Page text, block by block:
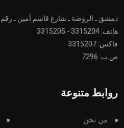
دمشق ـ الروضة ـ شارع قاسم أمين ـ رقم 39
هاتف: 3315204 - 3315205
فاكس: 3315207
ص.ب: 7296
روابط متنوعة
من نحن